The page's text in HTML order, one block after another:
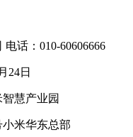
话：010-60606666
24日
慧产业园
米华东总部